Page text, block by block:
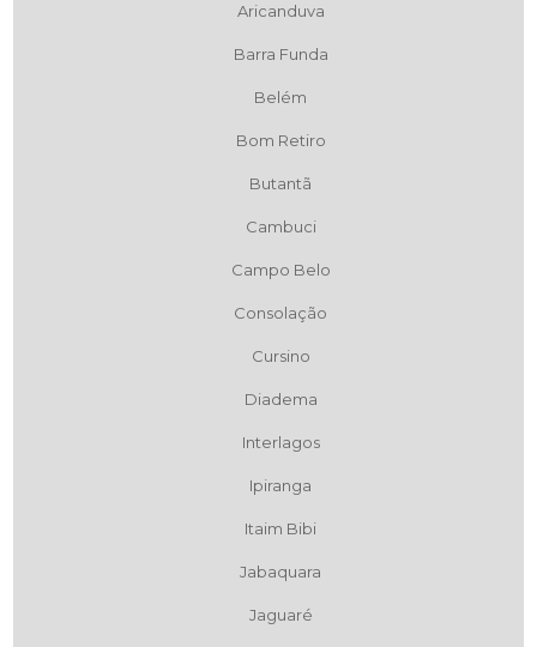
Aricanduva
Barra Funda
Belém
Bom Retiro
Butantã
Cambuci
Campo Belo
Consolação
Cursino
Diadema
Interlagos
Ipiranga
Itaim Bibi
Jabaquara
Jaguaré